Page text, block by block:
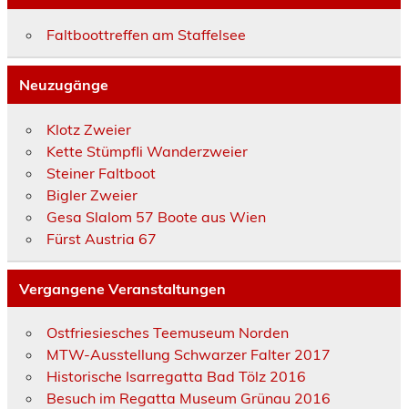
Faltboottreffen am Staffelsee
Neuzugänge
Klotz Zweier
Kette Stümpfli Wanderzweier
Steiner Faltboot
Bigler Zweier
Gesa Slalom 57 Boote aus Wien
Fürst Austria 67
Vergangene Veranstaltungen
Ostfriesiesches Teemuseum Norden
MTW-Ausstellung Schwarzer Falter 2017
Historische Isarregatta Bad Tölz 2016
Besuch im Regatta Museum Grünau 2016